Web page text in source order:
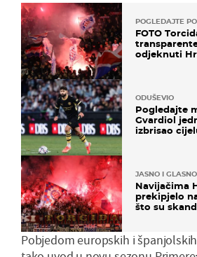
POGLEDAJTE
FOTO
odjeknuti
ODUŠEVIO
Pogledajte
Gvardiol
izbrisao
JASNO I GLASNO
Navijačima
prekipjelo
što su
Pobjedom europskih i